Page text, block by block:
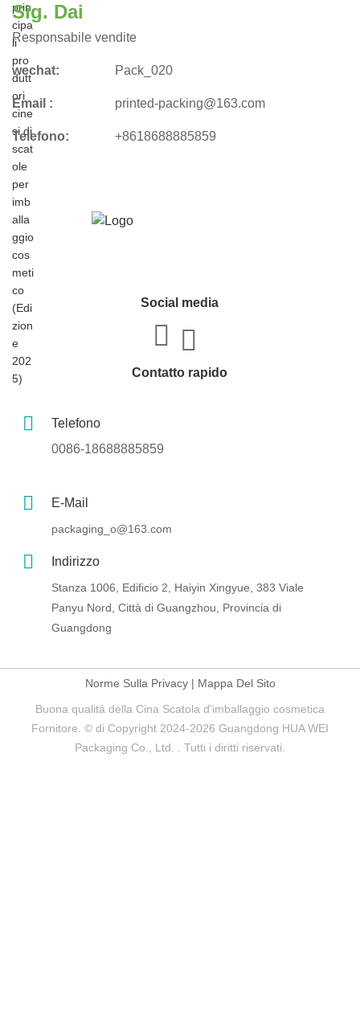
Sig. Dai
Responsabile vendite
wechat: Pack_020
Email : printed-packing@163.com
Telefono: +8618688885859
Social media
Contatto rapido
Telefono
0086-18688885859
E-Mail
packaging_o@163.com
Indirizzo
Stanza 1006, Edificio 2, Haiyin Xingyue, 383 Viale
Panyu Nord, Città di Guangzhou, Provincia di
Guangdong
Norme Sulla Privacy| Mappa Del Sito
Buona qualità della Cina Scatola d'imballaggio cosmetica
Fornitore. © di Copyright 2024-2026 Guangdong HUA WEI
Packaging Co., Ltd. . Tutti i diritti riservati.